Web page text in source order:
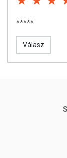
*****
Válasz